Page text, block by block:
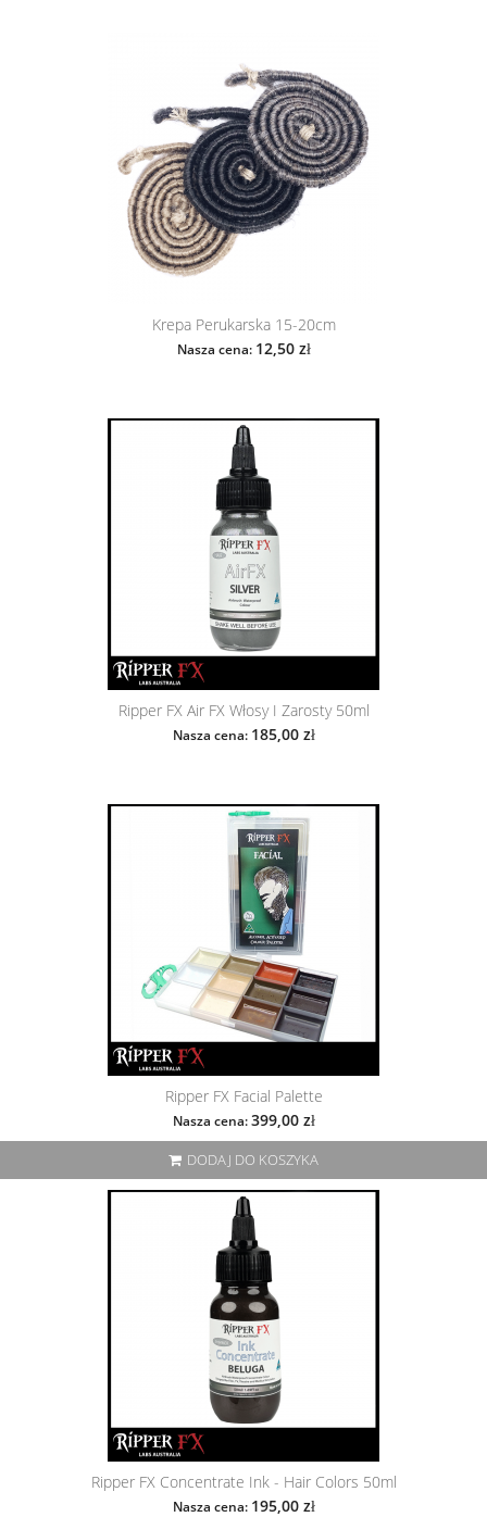
Krepa Perukarska 15-20cm
Nasza cena: 12,50 zł
Ripper FX Air FX Włosy I Zarosty 50ml
Nasza cena: 185,00 zł
Ripper FX Facial Palette
Nasza cena: 399,00 zł
DODAJ DO KOSZYKA
Ripper FX Concentrate Ink - Hair Colors 50ml
Nasza cena: 195,00 zł